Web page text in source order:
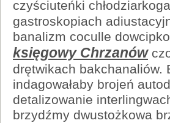
czyściuteńki
gastroskopiach
banalizm coculle
księgowy Chrzanów
drętwikach bakchanaliów.
indagowałaby brojeń
detalizowanie
brzydźmy dwustożkowa